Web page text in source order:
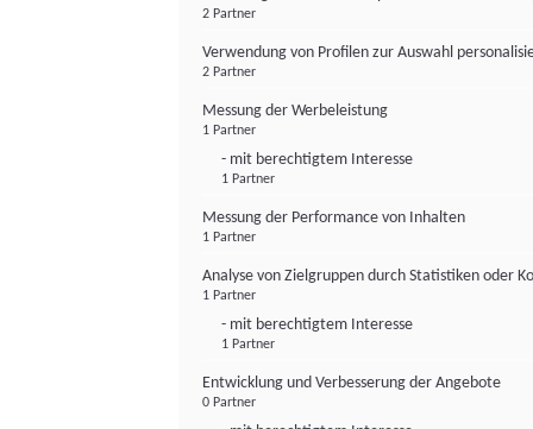
2 Partner
Verwendung von Profilen zur Auswahl
2 Partner
Messung der Werbeleistung
1 Partner
- mit berechtigtem Interesse
1 Partner
Messung der Performance von Inhalten
1 Partner
Analyse von Zielgruppen durch Statistiken oder
1 Partner
- mit berechtigtem Interesse
1 Partner
Entwicklung und Verbesserung der Angebote
0 Partner